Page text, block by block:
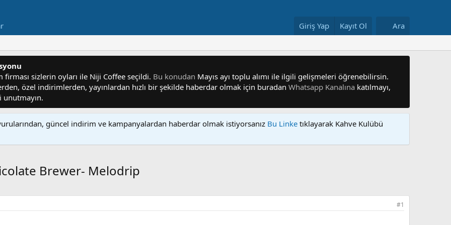
Giriş Yap Kayıt Ol Ara
firması sizlerin oyları ile Niji Coffee seçildi. Bu konudan Mayıs ayı toplu alımı ile ilgili gelişmeleri öğrenebilirsin.
özel indirimlerden, yayınlardan hızlı bir şekilde haberdar olmak için buradan Whatsapp Kanalına katılmayı,
güncel indirim ve kampanyalardan haberdar olmak istiyorsanız Bu Linke tıklayarak Kahve Kulübü
Brewer- Melodrip
#1